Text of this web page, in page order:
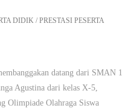
DIDIK / PRESTASI PESERTA
datang dari SMAN 1
Agustina dari kelas X-5,
Olimpiade Olahraga Siswa